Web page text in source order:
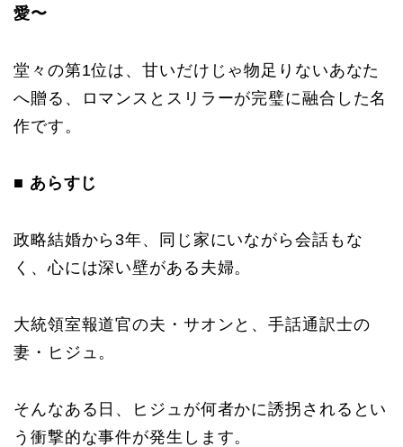
愛〜
堂々の第1位は、甘いだけじゃ物足りないあなた
へ贈る、ロマンスとスリラーが完璧に融合した名
作です。
■ あらすじ
政略結婚から3年、同じ家にいながら会話もな
く、心には深い壁がある夫婦。
大統領室報道官の夫・サオンと、手話通訳士の
妻・ヒジュ。
そんなある日、ヒジュが何者かに誘拐されるとい
う衝撃的な事件が発生します。